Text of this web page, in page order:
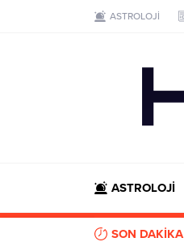
ASTROLOJİ
ASTROLOJİ
SON DAKİKA